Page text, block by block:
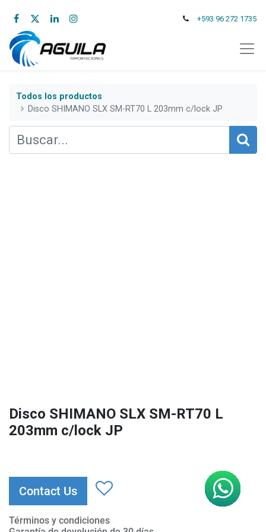
+593 96 272 1735
Todos los productos
Disco SHIMANO SLX SM-RT70 L 203mm c/lock JP
Disco SHIMANO SLX SM-RT70 L
203mm c/lock JP
Contact Us
Términos y condiciones